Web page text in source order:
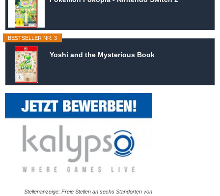
BESTSELLER NR. 3
Yoshi and the Mysterious Book
Stellenanzeige: Freie Stellen an sechs Standorten von